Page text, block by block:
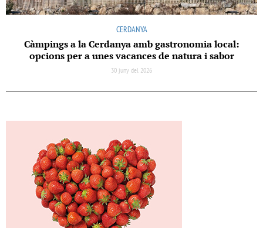
CERDANYA
Càmpings a la Cerdanya amb gastronomia local:
opcions per a unes vacances de natura i sabor
30 juny del 2026